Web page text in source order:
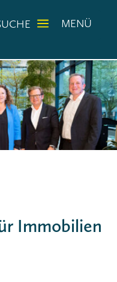
a MENÜ
Immobilien